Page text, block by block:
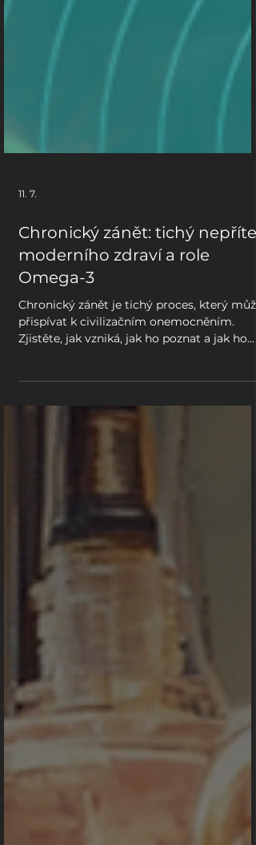
11. 7.
Chronický zánět: tichý nepřítel
moderního zdraví a role
Omega-3
Chronický zánět je tichý proces, který může
Zjistěte, jak vzniká, jak ho poznat a jak ho
Soubory cílení